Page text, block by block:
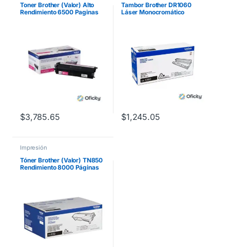
Toner Brother (Valor) Alto
Rendimiento 6500 Paginas
$3,785.65
Tambor Brother DR1060
Láser Monocromático
$1,245.05
Impresión
Tóner Brother (Valor) TN850
Rendimiento 8000 Páginas